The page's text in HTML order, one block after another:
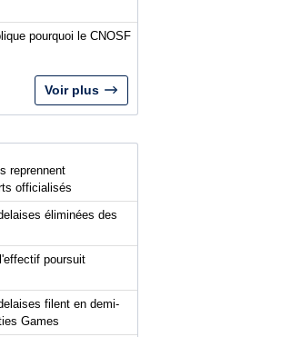
pourquoi le CNOSF
Voir plus
reprennent
officialisés
éliminées des
poursuit
filent en demi-
Games